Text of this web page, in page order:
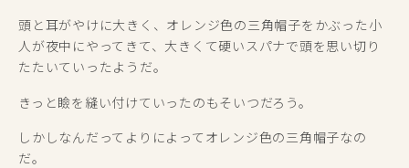
頭と耳がやけに大きく、オレンジ色の三角帽子をかぶった小
人が夜中にやってきて、大きくて硬いスパナで頭を思い切り
たたいていったようだ。
きっと瞼を縫い付けていったのもそいつだろう。
しかしなんだってよりによってオレンジ色の三角帽子なの
だ。